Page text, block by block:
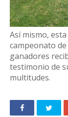
​Así mismo,
campeonato
ganadores
testimonio de
multitudes.